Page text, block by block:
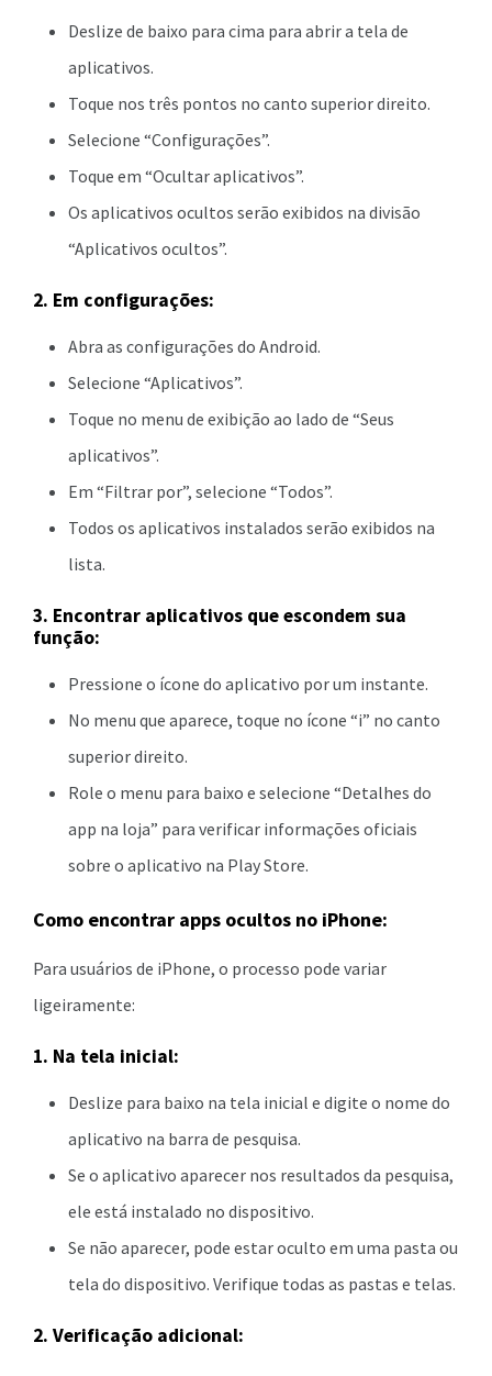
Deslize de baixo para cima para abrir a tela de
aplicativos.
Toque nos três pontos no canto superior direito.
Selecione “Configurações”.
Toque em “Ocultar aplicativos”.
Os aplicativos ocultos serão exibidos na divisão
“Aplicativos ocultos”.
2. Em configurações:
Abra as configurações do Android.
Selecione “Aplicativos”.
Toque no menu de exibição ao lado de “Seus
aplicativos”.
Em “Filtrar por”, selecione “Todos”.
Todos os aplicativos instalados serão exibidos na
lista.
3. Encontrar aplicativos que escondem sua
função:
Pressione o ícone do aplicativo por um instante.
No menu que aparece, toque no ícone “i” no canto
superior direito.
Role o menu para baixo e selecione “Detalhes do
app na loja” para verificar informações oficiais
sobre o aplicativo na Play Store.
Como encontrar apps ocultos no iPhone:
Para usuários de iPhone, o processo pode variar
ligeiramente:
1. Na tela inicial:
Deslize para baixo na tela inicial e digite o nome do
aplicativo na barra de pesquisa.
Se o aplicativo aparecer nos resultados da pesquisa,
ele está instalado no dispositivo.
Se não aparecer, pode estar oculto em uma pasta ou
tela do dispositivo. Verifique todas as pastas e telas.
2. Verificação adicional: